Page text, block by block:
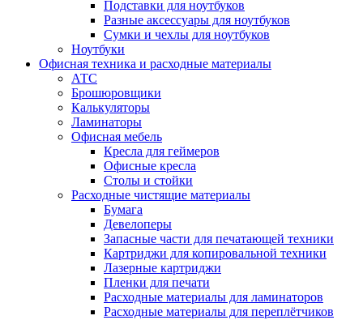
Подставки для ноутбуков
Разные аксессуары для ноутбуков
Сумки и чехлы для ноутбуков
Ноутбуки
Офисная техника и расходные материалы
АТС
Брошюровщики
Калькуляторы
Ламинаторы
Офисная мебель
Кресла для геймеров
Офисные кресла
Столы и стойки
Расходные чистящие материалы
Бумага
Девелоперы
Запасные части для печатающей техники
Картриджи для копировальной техники
Лазерные картриджи
Пленки для печати
Расходные материалы для ламинаторов
Расходные материалы для переплётчиков